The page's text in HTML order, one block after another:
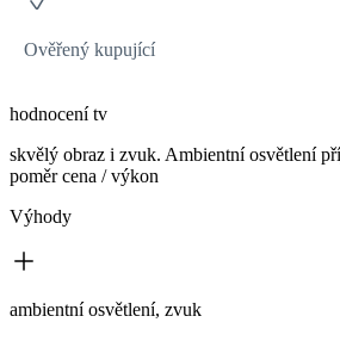
Ověřený kupující
hodnocení tv
skvělý obraz i zvuk. Ambientní osvětlení
poměr cena / výkon
Výhody
ambientní osvětlení, zvuk